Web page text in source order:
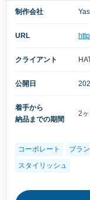
制作会社
URL
クライアント
公開日
着手から
納品までの期間
2ヶ
コーポレート ブラ
スタイリッシュ